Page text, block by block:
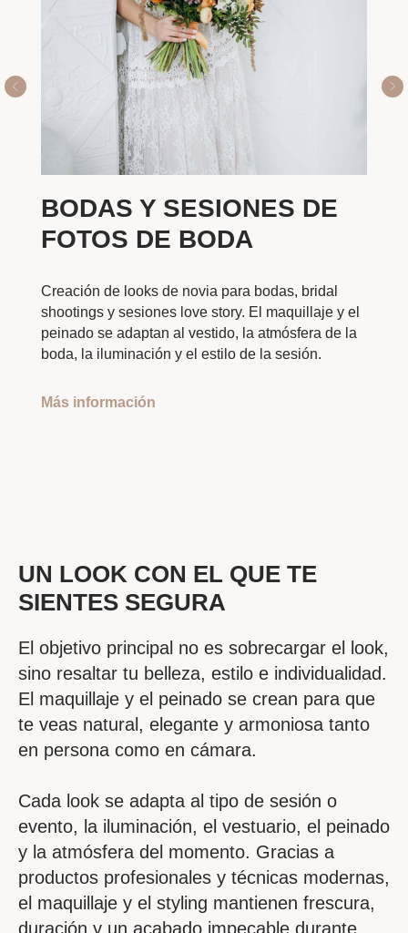
BODAS Y SESIONES DE
FOTOS DE BODA
Creación de looks de novia para bodas, bridal
shootings y sesiones love story. El maquillaje y el
peinado se adaptan al vestido, la atmósfera de la
boda, la iluminación y el estilo de la sesión.
Más información
UN LOOK CON EL QUE TE
SIENTES SEGURA
El objetivo principal no es sobrecargar el look,
sino resaltar tu belleza, estilo e individualidad.
El maquillaje y el peinado se crean para que
te veas natural, elegante y armoniosa tanto
en persona como en cámara.
Cada look se adapta al tipo de sesión o
evento, la iluminación, el vestuario, el peinado
y la atmósfera del momento. Gracias a
productos profesionales y técnicas modernas,
el maquillaje y el styling mantienen frescura,
duración y un acabado impecable durante